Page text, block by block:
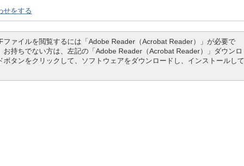
せをする
ファイルを閲覧するには「Adobe Reader（Acrobat Reader）」が必要で
お持ちでない方は、左記の「Adobe Reader（Acrobat Reader）」ダウンロ
ボタンをクリックして、ソフトウェアをダウンロードし、インストールして